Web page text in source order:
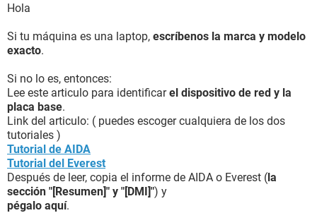
Hola
Si tu máquina es una laptop, escríbenos la marca y modelo
exacto.
Si no lo es, entonces:
Lee este articulo para identificarel dispositivo de red y la
placa base.
Link del articulo: ( puedes escoger cualquiera de los dos
tutoriales )
Tutorial de AIDA
Tutorial del Everest
Después de leer, copia el informe de AIDA o Everest (la
sección "[Resumen]" y "[DMI]") y
pégalo aquí.